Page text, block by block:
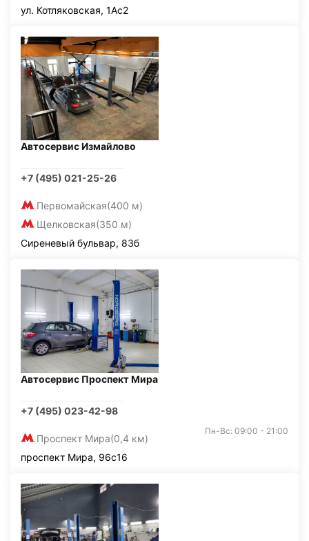
ул. Котляковская, 1Ас2
Автосервис Измайлово
+7 (495) 021-25-26
Первомайская(400 м)
Щелковская(350 м)
Сиреневый бульвар, 83б
Автосервис Проспект Мира
+7 (495) 023-42-98
Проспект Мира(0,4 км)
Пн-Вс: 09:00 - 21:00
проспект Мира, 96с16